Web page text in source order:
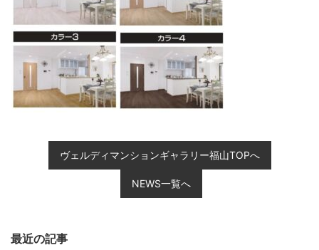
ヴェルディマンションギャラリー福山TOPへ
NEWS一覧へ
最近の記事